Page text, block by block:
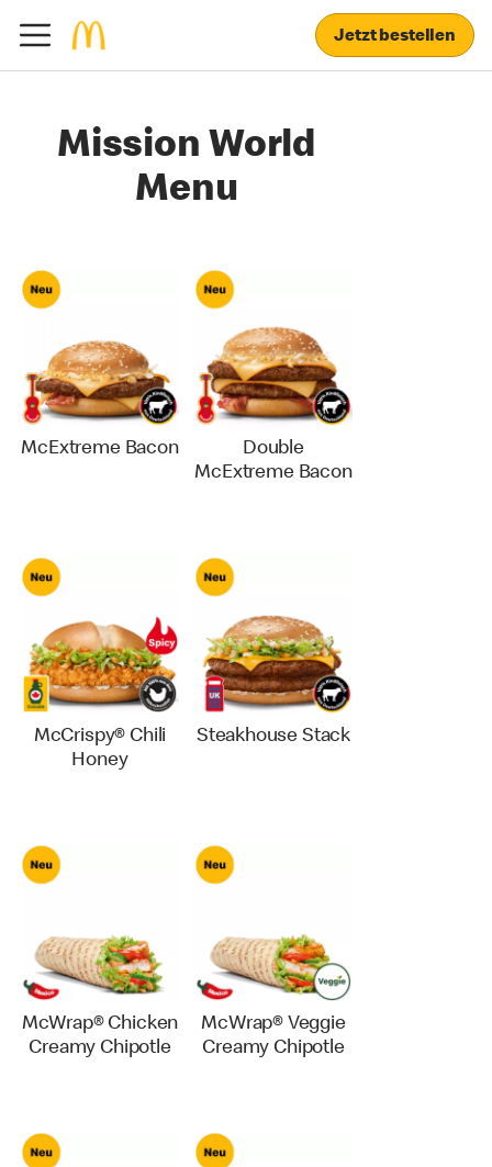
Jetzt bestellen
Mission World
Menu
McExtreme Bacon
Double
McExtreme Bacon
McCrispy® Chili
Honey
Steakhouse Stack
McWrap® Chicken
Creamy Chipotle
McWrap® Veggie
Creamy Chipotle